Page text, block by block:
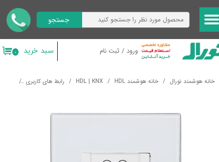
ورود / ثبت نام
حساب کاربری من
تغییر گذر واژه
خروج از حساب کاربری
جستجو
۰ سبد خرید
خانه هوشمند نورال خانه هوشمند HDL HDL | KNX رابط های کاربری